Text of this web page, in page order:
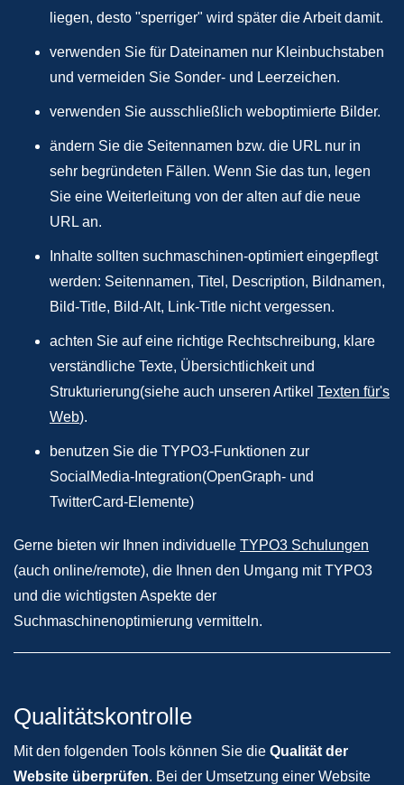
liegen, desto "sperriger" wird später die Arbeit damit.
verwenden Sie für Dateinamen nur Kleinbuchstaben
und vermeiden Sie Sonder- und Leerzeichen.
verwenden Sie ausschließlich weboptimierte Bilder.
ändern Sie die Seitennamen bzw. die URL nur in
sehr begründeten Fällen. Wenn Sie das tun, legen
Sie eine Weiterleitung von der alten auf die neue
URL an.
Inhalte sollten suchmaschinen-optimiert eingepflegt
werden: Seitennamen, Titel, Description, Bildnamen,
Bild-Title, Bild-Alt, Link-Title nicht vergessen.
achten Sie auf eine richtige Rechtschreibung, klare
verständliche Texte, Übersichtlichkeit und
Strukturierung(siehe auch unseren Artikel Texten für's
Web).
benutzen Sie die TYPO3-Funktionen zur
SocialMedia-Integration(OpenGraph- und
TwitterCard-Elemente)
Gerne bieten wir Ihnen individuelle TYPO3 Schulungen
(auch online/remote), die Ihnen den Umgang mit TYPO3
und die wichtigsten Aspekte der
Suchmaschinenoptimierung vermitteln.
Qualitätskontrolle
Mit den folgenden Tools können Sie die Qualität der
Website überprüfen. Bei der Umsetzung einer Website